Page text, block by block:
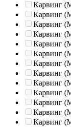
Карвинг
Карвинг
Карвинг
Карвинг
Карвинг
Карвинг
Карвинг
Карвинг
Карвинг
Карвинг
Карвинг
Карвинг
Карвинг